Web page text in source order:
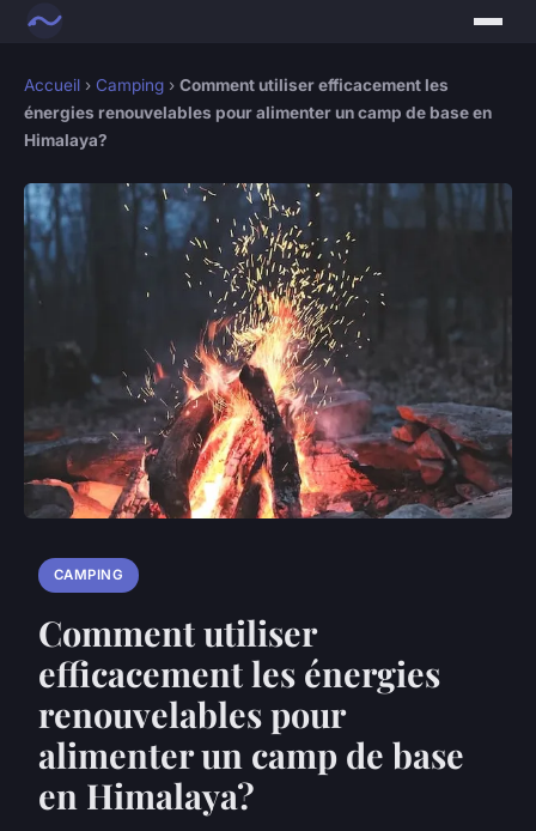
Accueil › Camping › Comment utiliser efficacement les
énergies renouvelables pour alimenter un camp de base en
Himalaya?
CAMPING
Comment utiliser
efficacement les énergies
renouvelables pour
alimenter un camp de base
en Himalaya?